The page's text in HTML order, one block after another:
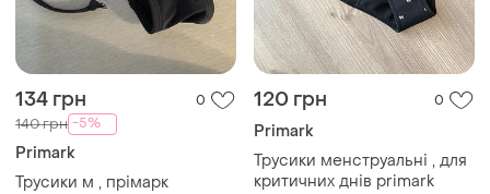
134 грн 0
140 грн -5%
Primark
Трусики м , прімарк
120 грн 0
Primark
Трусики менструальні , для
критичних днів primark